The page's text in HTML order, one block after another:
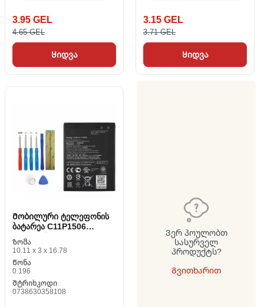
3.95 GEL
4.65 GEL
Ყიდვა
3.15 GEL
3.71 GEL
Ყიდვა
Მობილური ტელეფონის
ბატარეა C11P1506
(გადასინჯულია A)
Ზომა
10.11 x 3 x 16.78
Წონა
0.196
Შტრიხკოდი
0738630358108
Ვერ პოულობთ
სასურველ
პროდუქტს?
Გვითხარით